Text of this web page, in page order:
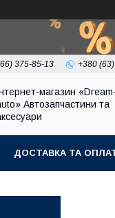
375-85-13 +380
магазин «Dream-
Автозапчастини та
ДОСТАВКА ТА